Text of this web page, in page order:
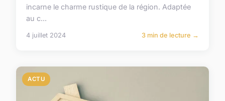
incarne le charme rustique de la région. Adaptée
au c...
4 juillet 2024 3 min de lecture →
ACTU